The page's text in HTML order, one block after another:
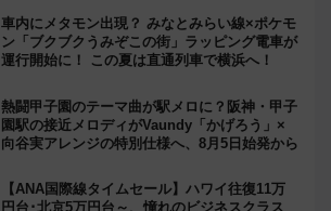
車内にメタモン出現？ みなとみらい線×ポケモ
ン「ブクブクうみぞこの街」ラッピング電車が
運行開始に！ この夏は直通列車で横浜へ！
熱闘甲子園のテーマ曲が駅メロに？阪神・甲子
園駅の接近メロディがVaundy「かげろう」×
向谷実アレンジの特別仕様へ、8月5日始発から
【ANA国際線タイムセール】ハワイ往復11万
円台･北京5万円台～、憧れのビジネスクラス